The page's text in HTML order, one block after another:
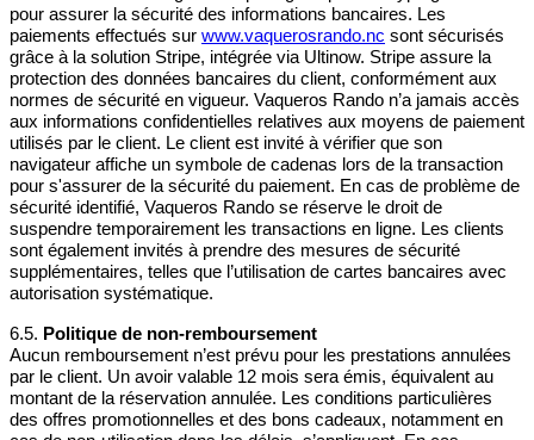
pour assurer la sécurité des informations bancaires. Les
paiements effectués sur www.vaquerosrando.nc sont sécurisés
grâce à la solution Stripe, intégrée via Ultinow. Stripe assure la
protection des données bancaires du client, conformément aux
normes de sécurité en vigueur. Vaqueros Rando n’a jamais accès
aux informations confidentielles relatives aux moyens de paiement
utilisés par le client. Le client est invité à vérifier que son
navigateur affiche un symbole de cadenas lors de la transaction
pour s'assurer de la sécurité du paiement. En cas de problème de
sécurité identifié, Vaqueros Rando se réserve le droit de
suspendre temporairement les transactions en ligne. Les clients
sont également invités à prendre des mesures de sécurité
supplémentaires, telles que l’utilisation de cartes bancaires avec
autorisation systématique.
6.5. Politique de non-remboursement
Aucun remboursement n’est prévu pour les prestations annulées
par le client. Un avoir valable 12 mois sera émis, équivalent au
montant de la réservation annulée. Les conditions particulières
des offres promotionnelles et des bons cadeaux, notamment en